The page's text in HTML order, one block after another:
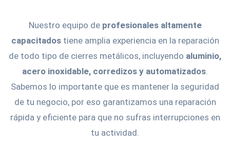
Nuestro equipo de profesionales altamente
capacitadostiene amplia experiencia en la reparación
de todo tipo de cierres metálicos, incluyendo aluminio,
acero inoxidable, corredizos y automatizados.
Sabemos lo importante que es mantener la seguridad
de tu negocio, por eso garantizamos una reparación
rápida y eficiente para que no sufras interrupciones en
tu actividad.